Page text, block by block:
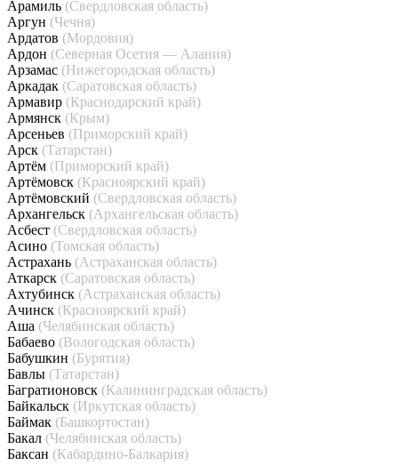
Арамиль (Свердловская область)
Аргун (Чечня)
Ардатов (Мордовия)
Ардон (Северная Осетия — Алания)
Арзамас (Нижегородская область)
Аркадак (Саратовская область)
Армавир (Краснодарский край)
Армянск (Крым)
Арсеньев (Приморский край)
Арск (Татарстан)
Артём (Приморский край)
Артёмовск (Красноярский край)
Артёмовский (Свердловская область)
Архангельск (Архангельская область)
Асбест (Свердловская область)
Асино (Томская область)
Астрахань (Астраханская область)
Аткарск (Саратовская область)
Ахтубинск (Астраханская область)
Ачинск (Красноярский край)
Аша (Челябинская область)
Бабаево (Вологодская область)
Бабушкин (Бурятия)
Бавлы (Татарстан)
Багратионовск (Калининградская область)
Байкальск (Иркутская область)
Баймак (Башкортостан)
Бакал (Челябинская область)
Баксан (Кабардино-Балкария)